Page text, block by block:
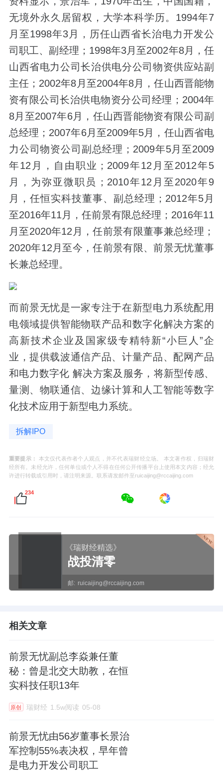
无境外永久居留权，大学本科学历。1994年7
月至1998年3月，历任山西省长治电力开发公
司职工、副经理；1998年3月至2002年8月，任
山西省电力公司长治供电分公司物资供应站副
主任；2002年8月至2004年8月，任山西晋能物
资有限公司长治供电物资分公司经理；2004年
8月至2007年6月，任山西晋能物资有限公司副
总经理；2007年6月至2009年5月，任山西省电
力公司物资公司副总经理；2009年5月至2009
年12月，自由职业；2009年12月至2012年5
月，为弥亚微职员；2010年12月至2020年9
月，任恒实科技董事、副总经理；2012年5月
至2016年11月，任前景有限总经理；2016年11
月至2020年12月，任前景有限董事兼总经理；
2020年12月至今，任前景有限、前景无忧董事
长兼总经理。
而前景无忧是一家专注于在新型电力系统配用
电领域提供智能物联产品和数字化解决方案的
高新技术企业及国家级专精特新“小巨人”企
业，提供载波通信产品、计量产品、配网产品
和电力数字化 解决方案及服务，将新型传感、
量测、物联通信、边缘计算和人工智能等数字
化技术应用于新型电力系统。
拆解IPO
重要提示：
本文仅代表作者个人观点，并不代表瑞财经立场。 本文著作权，归瑞财
经所有。未经允许，任何单位或个人不得在任何公开传播平台上使用本文内容；经允
许进行转载或引用时，请注明来源。联系请发邮件至ruicaijing@rccaijing.com
234
《瑞财经精选》
战投清零
邮: ruicaijing@rccaijing.com
相关文章
前景无忧副总李焱兼任董
秘：曾是北交大助教，在恒
实科技任职13年
原创 瑞财经 1.5w阅读 05-08
前景无忧由56岁董事长景治
军控制55%表决权，早年曾
是电力开发公司职工